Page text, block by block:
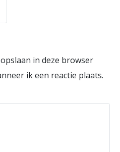
in deze browser
ik een reactie plaats.